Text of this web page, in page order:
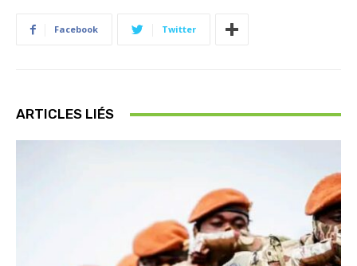
Facebook Twitter
ARTICLES LIÉS